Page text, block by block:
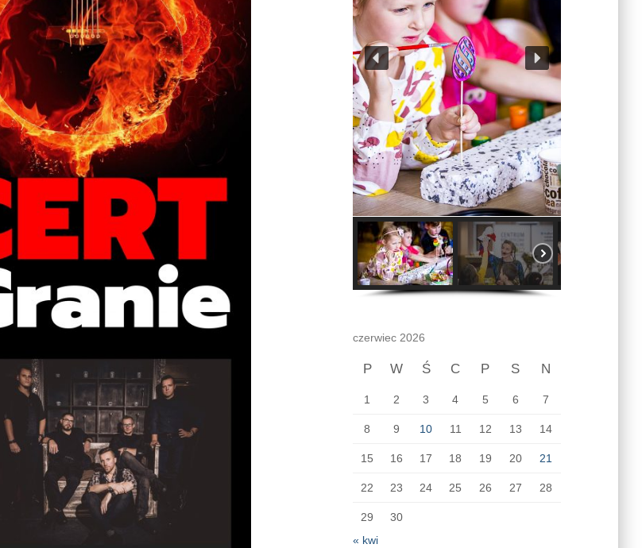
czerwiec 2026
P W Ś C P S N
1 2 3 4 5 6 7
8 9 10 11 12 13 14
15 16 17 18 19 20 21
22 23 24 25 26 27 28
29
30
« kwi